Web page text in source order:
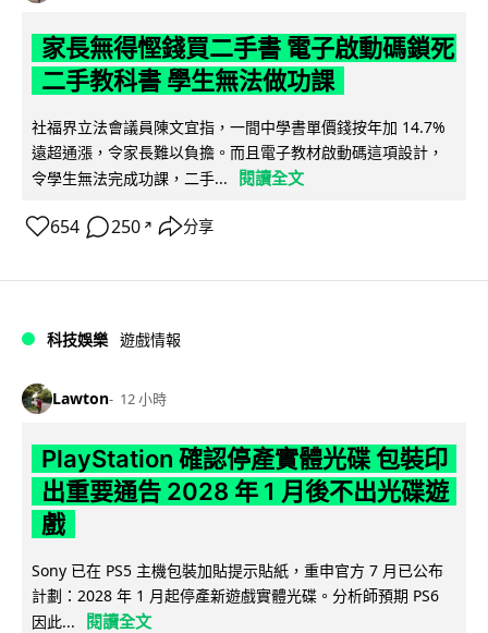
家長無得慳錢買二手書 電子啟動碼鎖死
二手教科書 學生無法做功課
社福界立法會議員陳文宜指，一間中學書單價錢按年加 14.7%
遠超通漲，令家長難以負擔。而且電子教材啟動碼這項設計，
令學生無法完成功課，二手...
閱讀全文
654 250 ↗ 分享
科技娛樂 遊戲情報
Lawton 12 小時
PlayStation 確認停產實體光碟 包裝印
出重要通告 2028 年 1 月後不出光碟遊
戲
Sony 已在 PS5 主機包裝加貼提示貼紙，重申官方 7 月已公布
計劃：2028 年 1 月起停產新遊戲實體光碟。分析師預期 PS6
因此...
閱讀全文